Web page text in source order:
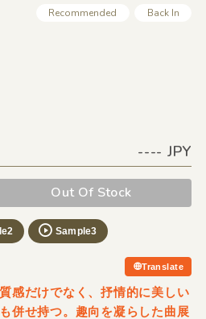
Recommended Back In
---- JPY
Out Of Stock
Sample3
Translate
感だけでなく、抒情的に美しい
併せ持つ。趣向を凝らした曲展